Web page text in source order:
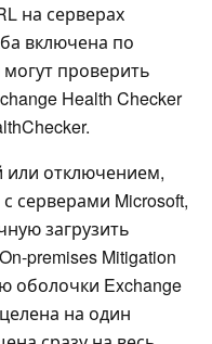
на серверах
включена по
проверить
Health Checker
или отключением,
серверами Microsoft,
загрузить
premises Mitigation
оболочки Exchange
на один